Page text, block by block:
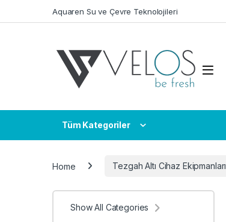
Aquaren Su ve Çevre Teknolojileri
Tüm Kategoriler
Home Tezgah Altı Cihaz Ekipmanları
Show All Categories